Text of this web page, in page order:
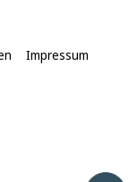
Impressum